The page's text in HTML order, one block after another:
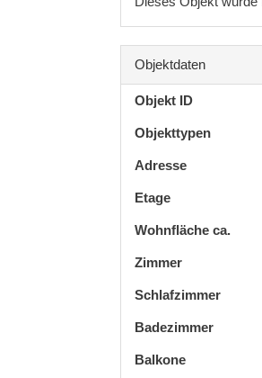
Objektdaten
Objekt ID
Objekttypen
Adresse
Etage
Wohnfläche ca.
Zimmer
Schlafzimmer
Badezimmer
Balkone